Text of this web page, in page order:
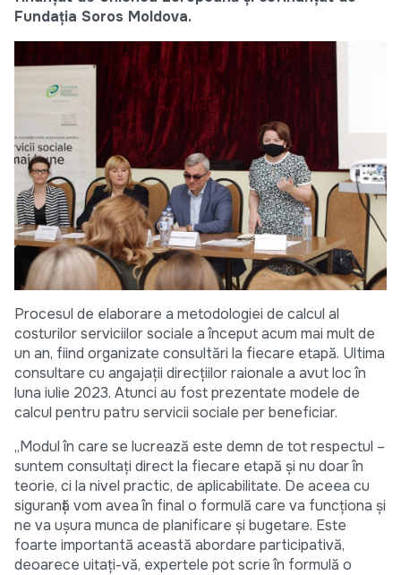
Fundația Soros Moldova.
Procesul de elaborare a metodologiei de calcul al
costurilor serviciilor sociale a început acum mai mult de
un an, fiind organizate consultări la fiecare etapă. Ultima
consultare cu angajații direcțiilor raionale a avut loc în
luna iulie 2023. Atunci au fost prezentate modele de
calcul pentru patru servicii sociale per beneficiar.
„Modul în care se lucrează este demn de tot respectul –
suntem consultați direct la fiecare etapă și nu doar în
teorie, ci la nivel practic, de aplicabilitate. De aceea cu
siguranță vom avea în final o formulă care va funcționa și
ne va ușura munca de planificare și bugetare. Este
foarte importantă această abordare participativă,
deoarece uitați-vă, expertele pot scrie în formulă o